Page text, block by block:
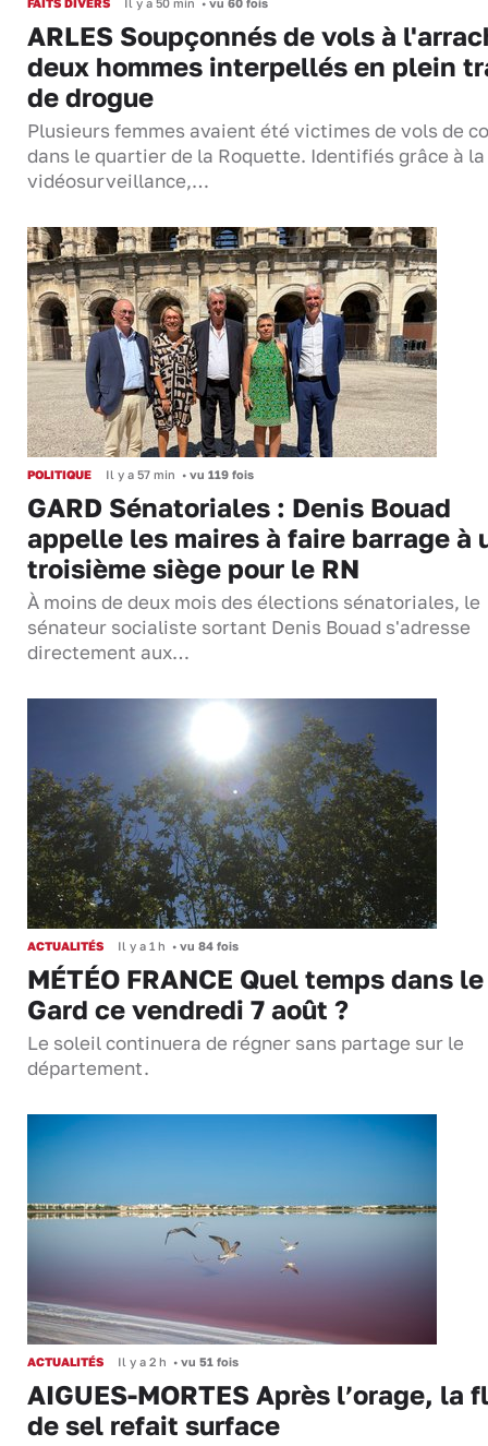
ARLES Soupçonnés de vols à
deux hommes interpellés en plein
de drogue
Plusieurs femmes avaient été victimes de vols de
dans le quartier de la Roquette. Identifiés grâce à la
vidéosurveillance,…
POLITIQUE Il y a 57 min • vu 119 fois
GARD Sénatoriales : Denis Bouad
appelle les maires à faire barrage à
troisième siège pour le RN
À moins de deux mois des élections sénatoriales, le
sénateur socialiste sortant Denis Bouad s'adresse
directement aux…
ACTUALITÉS Il y a 1 h • vu 84 fois
MÉTÉO FRANCE Quel temps dans le
Gard ce vendredi 7 août ?
Le soleil continuera de régner sans partage sur le
département.
ACTUALITÉS Il y a 2 h • vu 51 fois
AIGUES-MORTES Après l’orage, la
de sel refait surface